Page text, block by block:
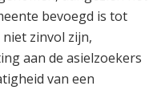
bevoegd is tot
zinvol zijn,
aan de asielzoekers
van een